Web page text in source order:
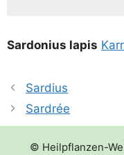
Sar­do­ni­us lapis
Sardius
Sardrée
© Heilpflanzen-